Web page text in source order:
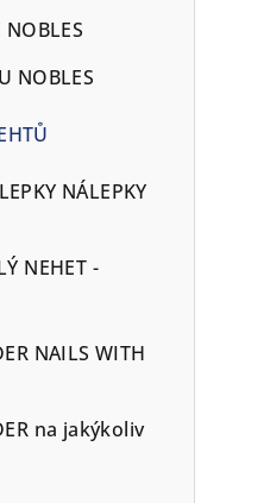
NOBLES
NOBLES
NÁLEPKY
NEHET -
NAILS WITH
na jakýkoliv